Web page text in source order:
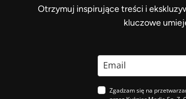
Otrzymuj inspirujące treści i
kluczowe
Zgadzam się na